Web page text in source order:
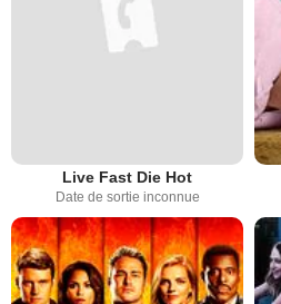
Live Fast Die Hot
Date de sortie inconnue